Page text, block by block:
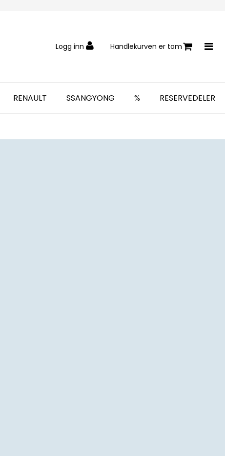
Logg inn Handlekurven er tom
RENAULT SSANGYONG % RESERVEDELER